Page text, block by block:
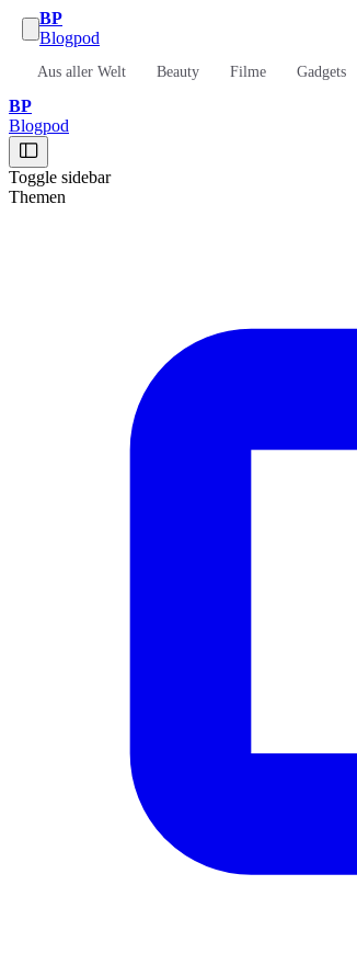
BP
Blogpod
Aus aller Welt Beauty Filme Gadgets
BP
Blogpod
Toggle sidebar
Themen